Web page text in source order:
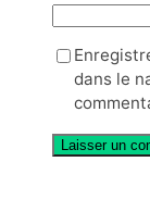
dans le